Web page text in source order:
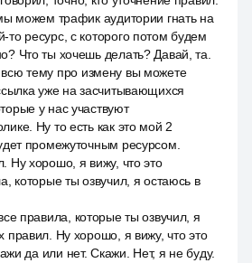
можем трафик аудитории гнать на
то ресурс, с которого потом будем
Что ты хочешь делать? Давай, та.
тему про измену вы можете
уже на засчитывающихся
у нас участвуют
Ну то есть как это мой 2
промежуточным ресурсом.
Ну хорошо, я вижу, что это
которые ты озвучил, я остаюсь в
правила, которые ты озвучил, я
правил. Ну хорошо, я вижу, что это
да или нет. Скажи. Нет, я не буду.